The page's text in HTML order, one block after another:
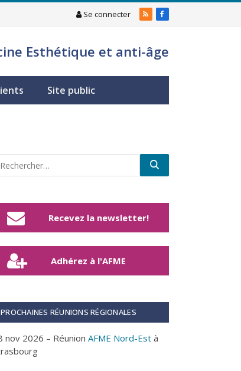
Se connecter RSSFacebook
Esthétique et anti-âge
Site public
Recevez la newsletter!
Adhérez à l'AFME
PROCHAINES RÉUNIONS RÉGIONALES
nov 2026 – Réunion AFME Nord-Est à